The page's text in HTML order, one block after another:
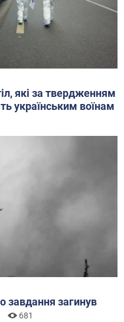
які за твердженням
українським воїнам
завдання загинув
681